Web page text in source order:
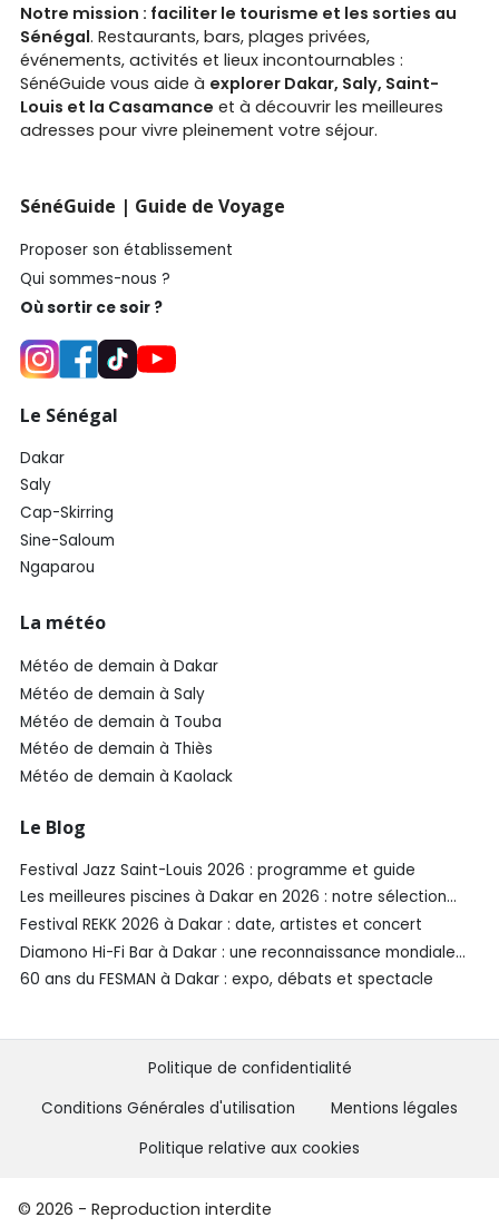
Notre mission : faciliter le tourisme et les sorties au
Sénégal. Restaurants, bars, plages privées,
événements, activités et lieux incontournables :
SénéGuide vous aide à explorer Dakar, Saly, Saint-
Louis et la Casamance et à découvrir les meilleures
adresses pour vivre pleinement votre séjour.
SénéGuide | Guide de Voyage
Proposer son établissement
Qui sommes-nous ?
Où sortir ce soir ?
Le Sénégal
Dakar
Saly
Cap-Skirring
Sine-Saloum
Ngaparou
La météo
Météo de demain à Dakar
Météo de demain à Saly
Météo de demain à Touba
Météo de demain à Thiès
Météo de demain à Kaolack
Le Blog
Festival Jazz Saint-Louis 2026 : programme et guide
Les meilleures piscines à Dakar en 2026 : notre sélection
SénéGuide
Festival REKK 2026 à Dakar : date, artistes et concert
Diamono Hi-Fi Bar à Dakar : une reconnaissance mondiale
aux Spirited Awards®️ 2026
60 ans du FESMAN à Dakar : expo, débats et spectacle
Politique de confidentialité
Conditions Générales d'utilisation
Mentions légales
Politique relative aux cookies
© 2026 - Reproduction interdite